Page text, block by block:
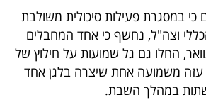
במסגרת פעילות סיכולית משולבת
וצה"ל, נחשף כי אחד המחבלים
החלו גם גל שמועות על חילוץ של
עזה משמועה אחת שיצרה בלגן אחד
במהלך השבת.